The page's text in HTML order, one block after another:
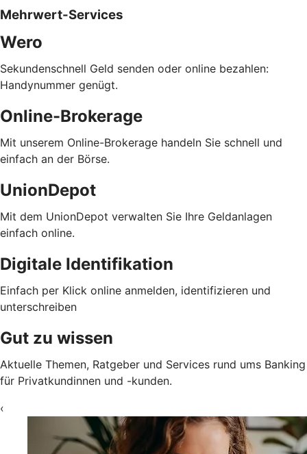
Mehrwert-Services
Wero
Sekundenschnell Geld senden oder online bezahlen:
Handynummer genügt.
Online-Brokerage
Mit unserem Online-Brokerage handeln Sie schnell und
einfach an der Börse.
UnionDepot
Mit dem UnionDepot verwalten Sie Ihre Geldanlagen
einfach online.
Digitale Identifikation
Einfach per Klick online anmelden, identifizieren und
unterschreiben
Gut zu wissen
Aktuelle Themen, Ratgeber und Services rund ums Banking
für Privatkundinnen und -kunden.
‹